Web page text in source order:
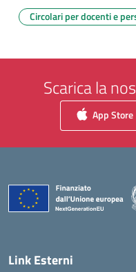
Circolari per docenti e
Scarica la
App Store
Link Esterni